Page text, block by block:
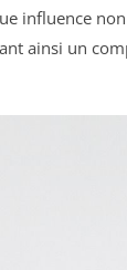
influence
ainsi un